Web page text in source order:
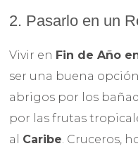
2. Pasarlo en un
Vivir en Fin de Año
ser una buena
abrigos por los
por las frutas
al Caribe. Cruceros,